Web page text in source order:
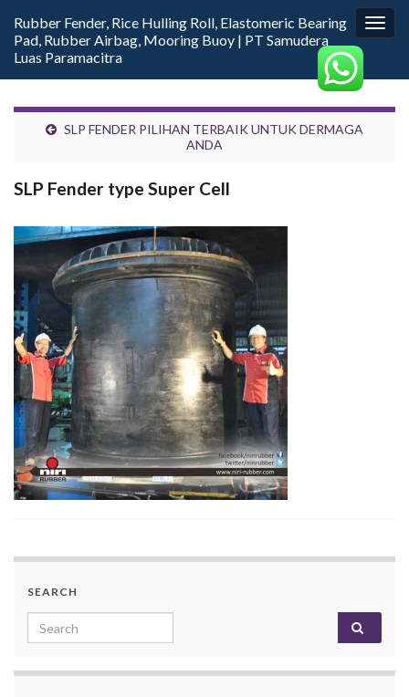
Rubber Fender, Rice Hulling Roll, Elastomeric Bearing
Pad, Rubber Airbag, Mooring Buoy | PT Samudera
Luas Paramacitra
SLP FENDER PILIHAN TERBAIK UNTUK DERMAGA
ANDA
SLP Fender type Super Cell
SEARCH
Search for: